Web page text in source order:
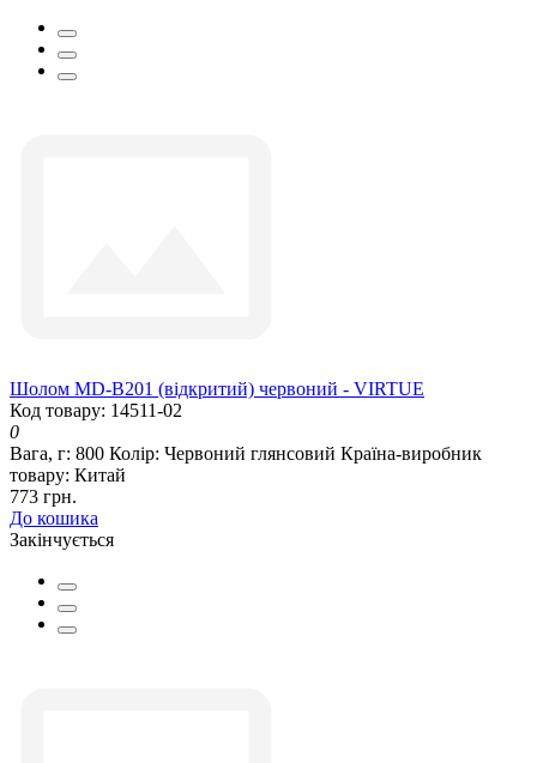
Шолом MD-В201 (відкритий) червоний - VIRTUE
Код товару: 14511-02
0
Вага, г: 800 Колір: Червоний глянсовий Країна-виробник
товару: Китай
773 грн.
До кошика
Закінчується